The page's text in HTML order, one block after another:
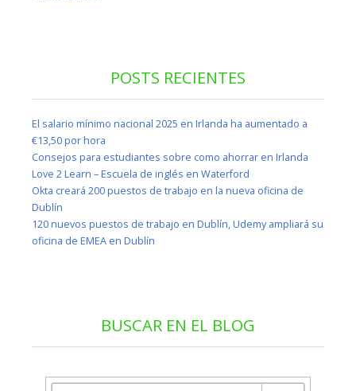
POSTS RECIENTES
El salario mínimo nacional 2025 en Irlanda ha aumentado a
€13,50 por hora
Consejos para estudiantes sobre como ahorrar en Irlanda
Love 2 Learn – Escuela de inglés en Waterford
Okta creará 200 puestos de trabajo en la nueva oficina de
Dublín
120 nuevos puestos de trabajo en Dublín, Udemy ampliará su
oficina de EMEA en Dublín
BUSCAR EN EL BLOG